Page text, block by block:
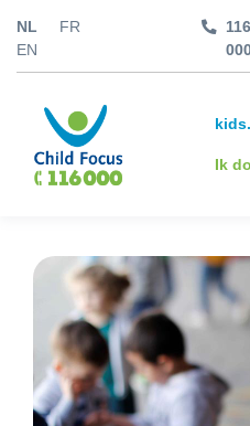
NL
FR
EN
116
Ik